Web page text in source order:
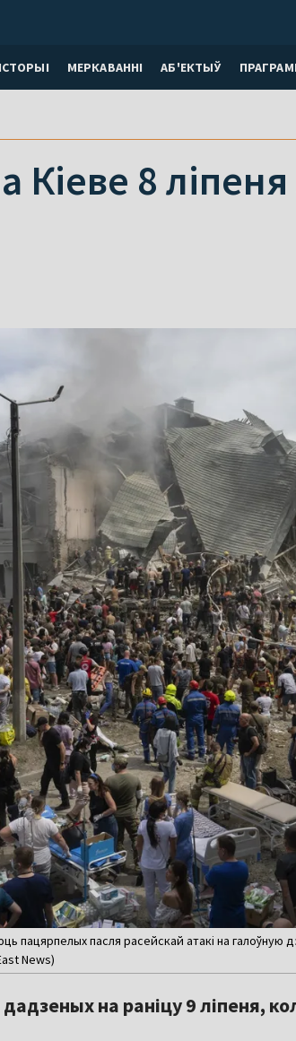
МЕРКАВАННI АБ'ЕКТЫЎ
Кіеве 8 ліпеня
пацярпелых пасля расейскай атакі на галоўную
News)
на раніцу 9 ліпеня,